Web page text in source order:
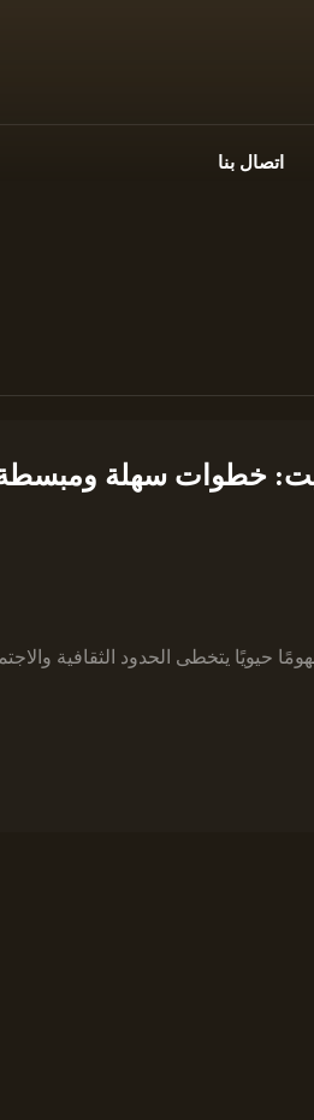
اتصال بنا
خطوات سهلة
حيويًا يتخطى الحدود الثقافية